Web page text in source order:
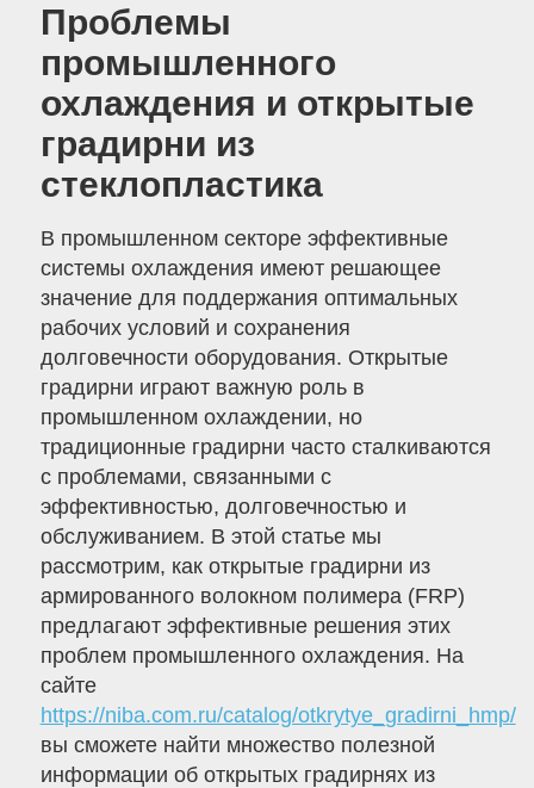
Проблемы
промышленного
охлаждения и открытые
градирни из
стеклопластика
В промышленном секторе эффективные
системы охлаждения имеют решающее
значение для поддержания оптимальных
рабочих условий и сохранения
долговечности оборудования. Открытые
градирни играют важную роль в
промышленном охлаждении, но
традиционные градирни часто сталкиваются
с проблемами, связанными с
эффективностью, долговечностью и
обслуживанием. В этой статье мы
рассмотрим, как открытые градирни из
армированного волокном полимера (FRP)
предлагают эффективные решения этих
проблем промышленного охлаждения. На
сайте
https://niba.com.ru/catalog/otkrytye_gradirni_hmp/
вы сможете найти множество полезной
информации об открытых градирнях из